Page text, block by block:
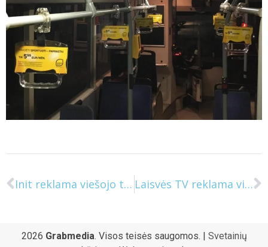
Init reklama viešojo transporto rankenose Laisvės TV reklama viešojo transporto rankenose
2026 Grabmedia. Visos teisės saugomos. | Svetainių